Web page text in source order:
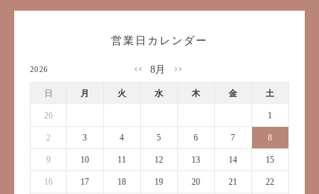
営業日カレンダー
2026 8月
日 月 火 水 木 金 土
26 1
2 3 4 5 6 7 8
9 10 11 12 13 14 15
16 17 18 19 20 21 22